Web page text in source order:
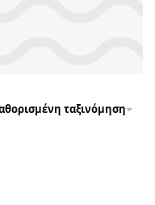
ταξινόμηση